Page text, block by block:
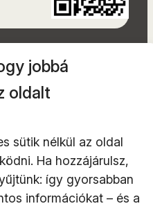
jobbá
oldalt
sütik nélkül az oldal
Ha hozzájárulsz,
így gyorsabban
információkat – és a